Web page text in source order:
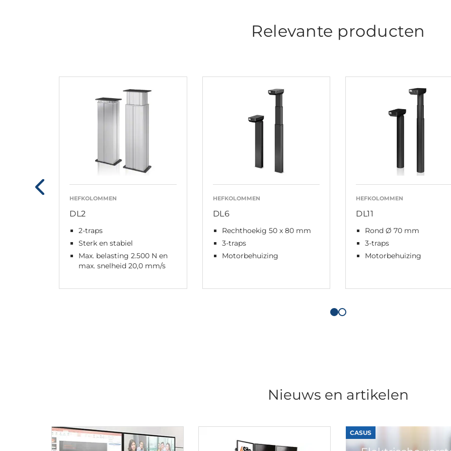
Relevante producten
HEFKOLOMMEN
DL2
2-traps
Sterk en stabiel
Max. belasting 2.500 N en
max. snelheid 20,0 mm/s
HEFKOLOMMEN
DL6
Rechthoekig 50 x 80 mm
3-traps
Motorbehuizing
HEFKOLOMMEN
DL11
Rond Ø 70 mm
3-traps
Motorbehuizing
Nieuws en artikelen
CASUS